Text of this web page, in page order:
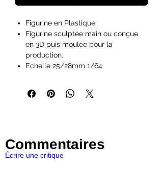
Figurine en Plastique
Figurine sculptée main ou conçue
en 3D puis moulée pour la
production.
Echelle 25/28mm 1/64
exérimentés et les hobyistes.
Figurines vendues non peintes et
parfaites pour les jeux de rôles et de
plateaux du type Pathfinder,
Dungeons and Dragons, Dragon
Commentaires
Écrire une critique